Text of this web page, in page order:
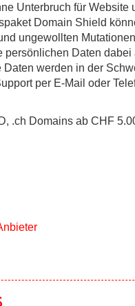
Unterbruch für Website
Domain Shield
ungewollten
persönlichen Daten dabei
werden in der
per E-Mail oder
.ch Domains ab CHF